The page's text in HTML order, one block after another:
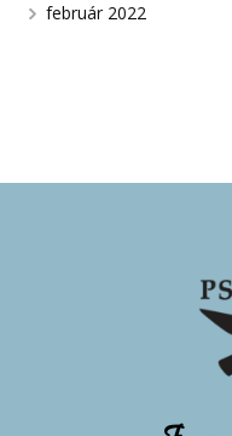
február 2022